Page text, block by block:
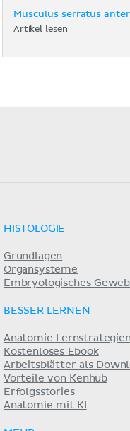
Musculus serratus
Artikel lesen
HISTOLOGIE
Grundlagen
Organsysteme
Embryologisches
BESSER LERNEN
Anatomie Lernstrategien
Kostenloses Ebook
Arbeitsblätter als
Vorteile von Kenhub
Erfolgsstories
Anatomie mit KI